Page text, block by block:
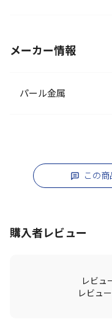
メーカー情報
パール金属
この
購入者レビュー
レビュ
レビュ